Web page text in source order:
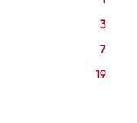
3
7
19